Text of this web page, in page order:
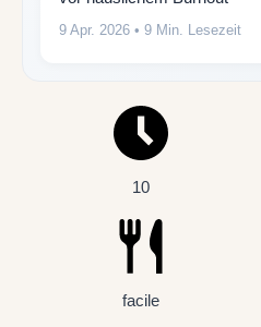
9 Apr. 2026 • 9 Min. Lesezeit
10
facile